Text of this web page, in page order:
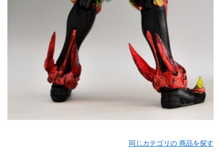
同じカテゴリの 商品を探す